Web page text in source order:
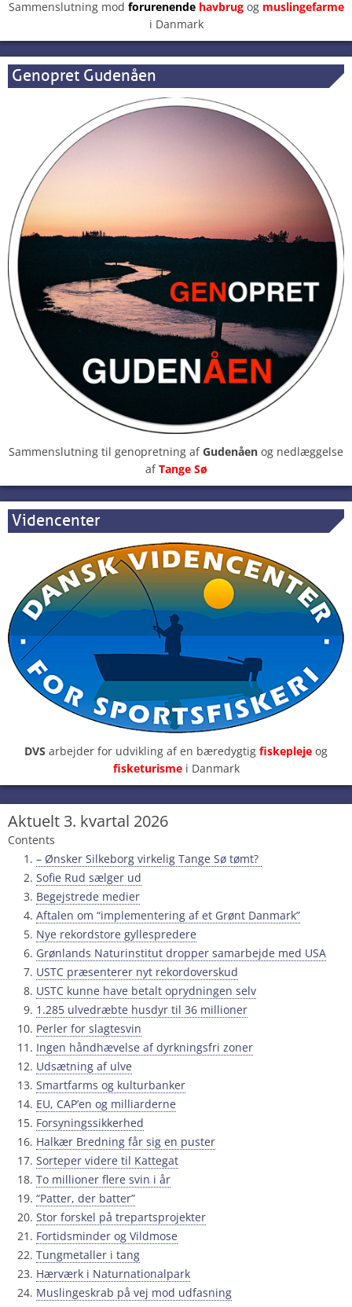
Sammenslutning mod forurenendehavbrugog muslingefarme
i Danmark
Genopret Gudenåen
Sammenslutning til genopretning afGudenåen og nedlæggelse
afTange Sø
Videncenter
DVS arbejder for udvikling af en bæredygtig fiskepleje og
fisketurisme i Danmark
Aktuelt 3. kvartal 2026
Contents
– Ønsker Silkeborg virkelig Tange Sø tømt?
Sofie Rud sælger ud
Begejstrede medier
Aftalen om “implementering af et Grønt Danmark”
Nye rekordstore gyllespredere
Grønlands Naturinstitut dropper samarbejde med USA
USTC præsenterer nyt rekordoverskud
USTC kunne have betalt oprydningen selv
1.285 ulvedræbte husdyr til 36 millioner
Perler for slagtesvin
Ingen håndhævelse af dyrkningsfri zoner
Udsætning af ulve
Smartfarms og kulturbanker
EU, CAP’en og milliarderne
Forsyningssikkerhed
Halkær Bredning får sig en puster
Sorteper videre til Kattegat
To millioner flere svin i år
“Patter, der batter”
Stor forskel på trepartsprojekter
Fortidsminder og Vildmose
Tungmetaller i tang
Hærværk i Naturnationalpark
Muslingeskrab på vej mod udfasning